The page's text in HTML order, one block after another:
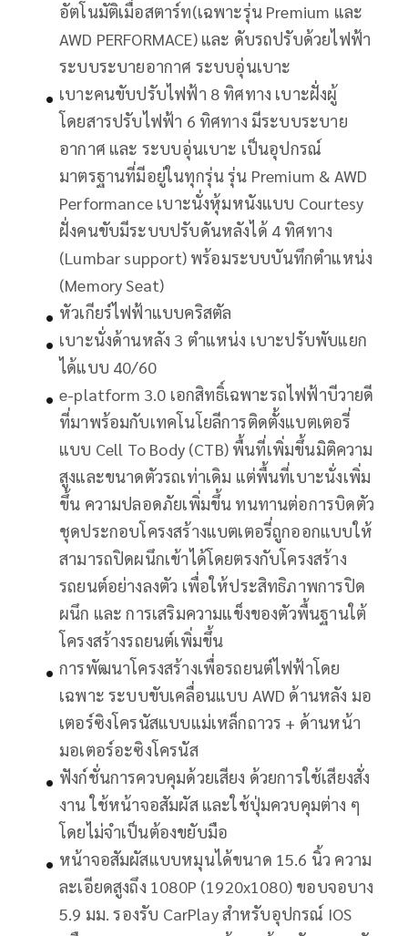
อัตโนมัติเมื่อสตาร์ท(เฉพาะรุ่น Premium และ
AWD PERFORMACE) และ ดับรถปรับด้วยไฟฟ้า
ระบบระบายอากาศ ระบบอุ่นเบาะ
เบาะคนขับปรับไฟฟ้า 8 ทิศทาง เบาะฝั่งผู้
โดยสารปรับไฟฟ้า 6 ทิศทาง มีระบบระบาย
อากาศ และ ระบบอุ่นเบาะ เป็นอุปกรณ์
มาตรฐานที่มีอยู่ในทุกรุ่น รุ่น Premium & AWD
Performance เบาะนั่งหุ้มหนังแบบ Courtesy
ฝั่งคนขับมีระบบปรับดันหลังได้ 4 ทิศทาง
(Lumbar support) พร้อมระบบบันทึกตำแหน่ง
(Memory Seat)
หัวเกียร์ไฟฟ้าแบบคริสตัล
เบาะนั่งด้านหลัง 3 ตำแหน่ง เบาะปรับพับแยก
ได้แบบ 40/60
e-platform 3.0 เอกสิทธิ์เฉพาะรถไฟฟ้าบีวายดี
ที่มาพร้อมกับเทคโนโยลีการติดตั้งแบตเตอรี่
แบบ Cell To Body (CTB) พื้นที่เพิ่มขึ้นมิติความ
สูงและขนาดตัวรถเท่าเดิม แต่พื้นที่เบาะนั่งเพิ่ม
ขึ้น ความปลอดภัยเพิ่มขึ้น ทนทานต่อการบิดตัว
ชุดประกอบโครงสร้างแบตเตอรี่ถูกออกแบบให้
สามารถปิดผนึกเข้าได้โดยตรงกับโครงสร้าง
รถยนต์อย่างลงตัว เพื่อให้ประสิทธิภาพการปิด
ผนึก และ การเสริมความแข็งของตัวพื้นฐานใต้
โครงสร้างรถยนต์เพิ่มขึ้น
การพัฒนาโครงสร้างเพื่อรถยนต์ไฟฟ้าโดย
เฉพาะ ระบบขับเคลื่อนแบบ AWD ด้านหลัง มอ
เตอร์ซิงโครนัสแบบแม่เหล็กถาวร + ด้านหน้า
มอเตอร์อะซิงโครนัส
ฟังก์ชั่นการควบคุมด้วยเสียง ด้วยการใช้เสียงสั่ง
งาน ใช้หน้าจอสัมผัส และใช้ปุ่มควบคุมต่าง ๆ
โดยไม่จำเป็นต้องขยับมือ
หน้าจอสัมผัสแบบหมุนได้ขนาด 15.6 นิ้ว ความ
ละเอียดสูงถึง 1080P (1920x1080) ขอบจอบาง
5.9 มม. รองรับ CarPlay สำหรับอุปกรณ์ IOS